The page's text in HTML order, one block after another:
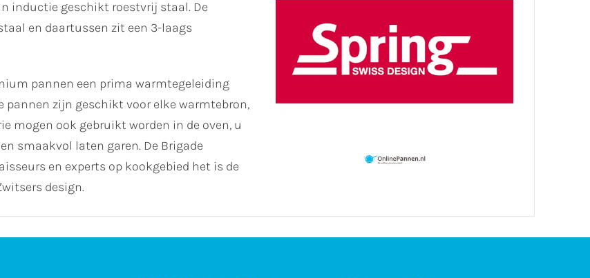
inductie geschikt roestvrij staal. De
en daartussen zit een 3-laags
pannen een prima warmtegeleiding
pannen zijn geschikt voor elke warmtebron,
mogen ook gebruikt worden in de oven, u
smaakvol laten garen. De Brigade
en experts op kookgebied het is de
design.